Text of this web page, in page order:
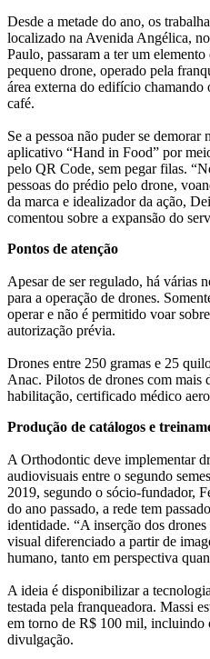
Desde a metade do ano, os
localizado na Avenida Angélica,
Paulo, passaram a ter um
pequeno drone, operado pela
área externa do edifício chamando
café.
Se a pessoa não puder se
aplicativo “Hand in Food” por
pelo QR Code, sem pegar filas.
pessoas do prédio pelo drone,
da marca e idealizador da ação,
comentou sobre a expansão do
Pontos de atenção
Apesar de ser regulado, há várias
para a operação de drones.
operar e não é permitido voar
autorização prévia.
Drones entre 250 gramas e 25
Anac. Pilotos de drones com mais
habilitação, certificado médico
Produção de catálogos e
A Orthodontic deve implementar
audiovisuais entre o segundo
2019, segundo o sócio-fundador,
do ano passado, a rede tem
identidade. “A inserção dos
visual diferenciado a partir de
humano, tanto em perspectiva
A ideia é disponibilizar a
testada pela franqueadora. Massi
em torno de R$ 100 mil, incluindo
divulgação.